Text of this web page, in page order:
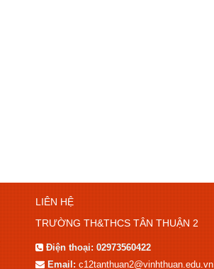
LIÊN HỆ
TRƯỜNG TH&THCS TÂN THUẬN 2
Điện thoại:02973560422
Email:c12tanthuan2@vinhthuan.edu.vn